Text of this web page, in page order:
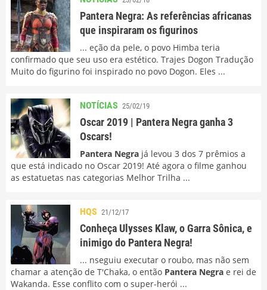
Pantera Negra: As referências africanas
que inspiraram os figurinos
... eção da pele, o povo Himba teria
confirmado que seu uso era estético. Trajes Dogon Tradução
Muito do figurino foi inspirado no povo Dogon. Eles ...
NOTÍCIAS 25/02/19
Oscar 2019 | Pantera Negra ganha 3
Oscars!
Pantera Negra já levou 3 dos 7 prêmios a
que está indicado no Oscar 2019! Até agora o filme ganhou
as estatuetas nas categorias Melhor Trilha ...
HQS 21/12/17
Conheça Ulysses Klaw, o Garra Sônica, e
inimigo do Pantera Negra!
... nseguiu executar o roubo, mas não sem
chamar a atenção de T'Chaka, o então Pantera Negra e rei de
Wakanda. Esse conflito com o super-herói ...